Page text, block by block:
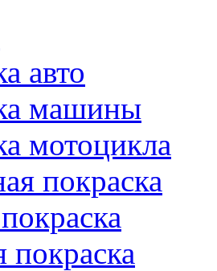
авто
машины
мотоцикла
покраска
покраска